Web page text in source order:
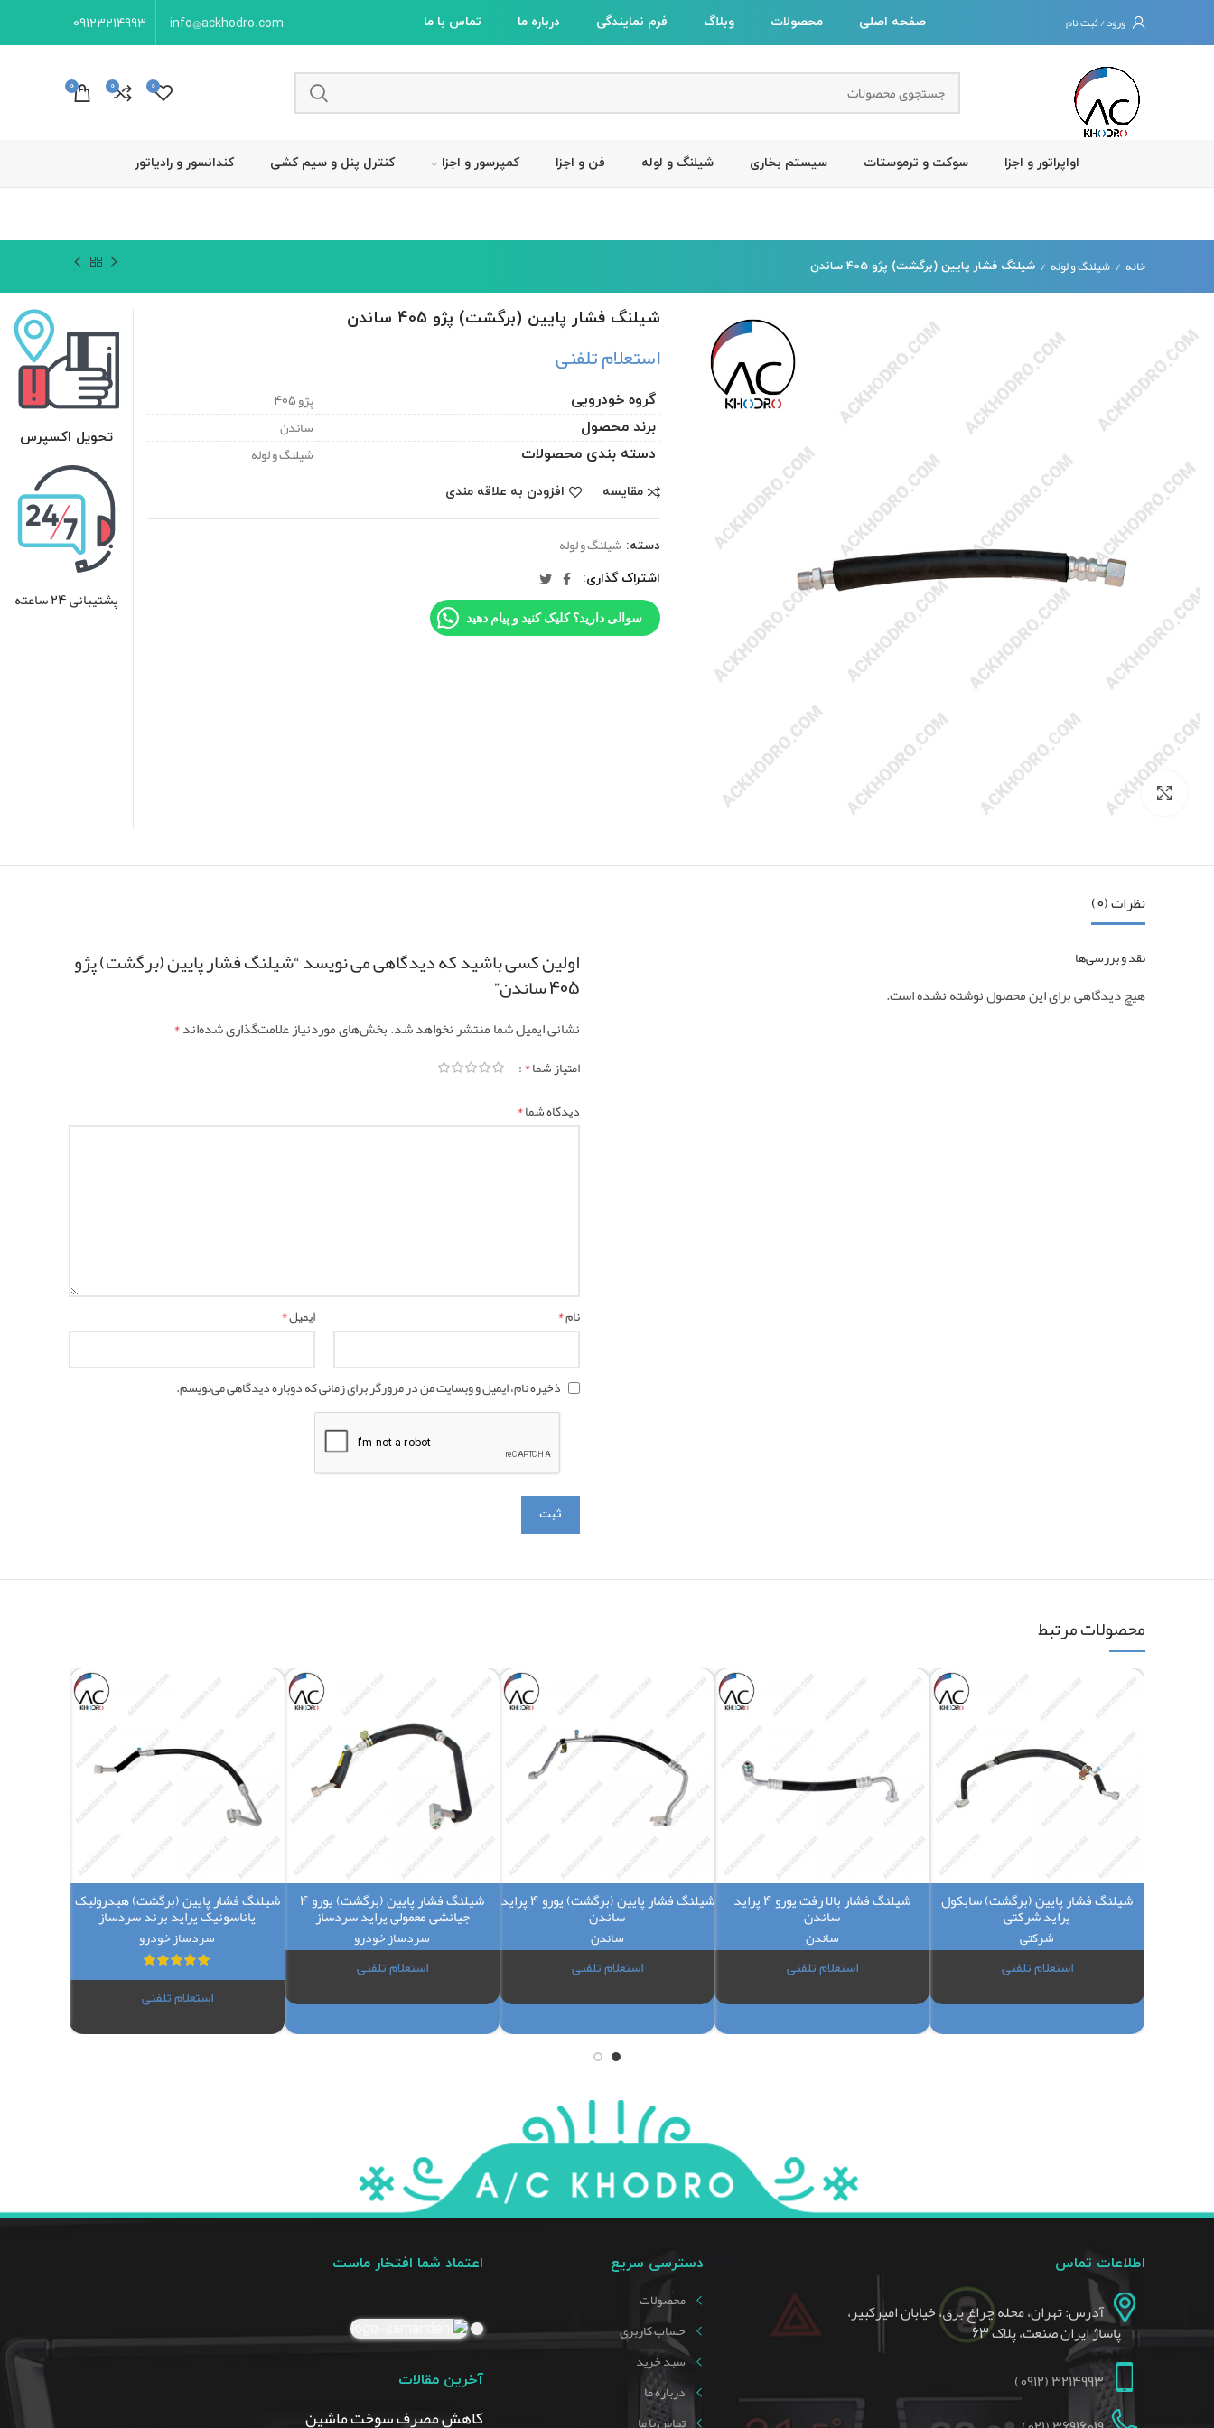
ورود / ثبت نام صفحه اصلی محصولات وبلاگ فرم نمایندگی درباره ما تماس با ما info@ackhodro.com
09123214993
0
0
0
اواپراتور و اجزا سوکت و ترموستات سیستم بخاری شیلنگ و لوله فن و اجزا کمپرسور و اجزا کنترل پنل و سیم کشی کندانسور و رادیاتور
خانه شیلنگ و لوله شیلنگ فشار پایین (برگشت) پژو 405 ساندن
بزرگنمایی تصویر
شیلنگ فشار پایین (برگشت) پژو 405 ساندن
استعلام تلفنی
گروه خودرویی پژو 405
برند محصول ساندن
دسته بندی محصولات شیلنگ و لوله
مقایسه افزودن به علاقه مندی
دسته: شیلنگ و لوله
اشتراک گذاری
سوالی دارید؟ کلیک کنید و پیام دهید
تحویل اکسپرس
پشتیبانی 24 ساعته
نظرات (0)
نقد و بررسی‌ها
هیچ دیدگاهی برای این محصول نوشته نشده است.
اولین کسی باشید که دیدگاهی می نویسد “شیلنگ فشار پایین (برگشت) پژو
405 ساندن”
نشانی ایمیل شما منتشر نخواهد شد.بخش‌های موردنیاز علامت‌گذاری شده‌اند*
امتیاز شما*
دیدگاه شما*
نام* ایمیل*
ذخیره نام، ایمیل و وبسایت من در مرورگر برای زمانی که دوباره دیدگاهی می‌نویسم.
محصولات مرتبط
شیلنگ فشار پایین (برگشت) سابکول
پراید شرکتی
شرکتی
استعلام تلفنی
شیلنگ فشار بالا رفت یورو 4 پراید
ساندن
ساندن
استعلام تلفنی
شیلنگ فشار پایین (برگشت) یورو 4 پراید
ساندن
ساندن
استعلام تلفنی
شیلنگ فشار پایین (برگشت) یورو 4
جیانشی معمولی پراید سردساز
سردساز خودرو
استعلام تلفنی
شیلنگ فشار پایین (برگشت) هیدرولیک
پاناسونیک پراید برند سردساز
سردساز خودرو
استعلام تلفنی
اطلاعات تماس
آدرس: تهران، محله چراغ برق، خیابان امیرکبیر،
پاساژ ایران صنعت، پلاک 63
3214993 (0912)
دسترسی سریع
محصولات
حساب کاربری
سبد خرید
درباره ما
تماس با ما
اعتماد شما افتخار ماست
آخرین مقالات
کاهش مصرف سوخت ماشین